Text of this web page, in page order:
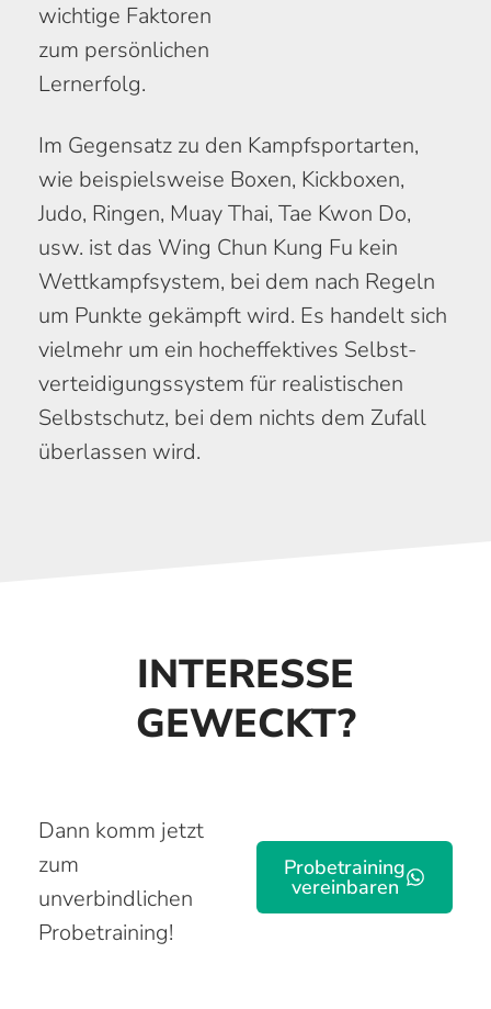
wichtige Faktoren
zum per­sönlichen
Lern­erfolg.
Im Gegensatz zu den Kampf­sport­arten,
wie beispiels­weise Boxen, Kickboxen,
Judo, Ringen, Muay Thai, Tae Kwon Do,
usw. ist das Wing Chun Kung Fu kein
Wett­kampf­system, bei dem nach Regeln
um Punkte gekämpft wird. Es handelt sich
viel­mehr um ein hoch­effektives Selbst­
verteidigungs­system für realistischen
Selbst­schutz, bei dem nichts dem Zufall
überlassen wird.
INTERESSE
GEWECKT?
Dann komm jetzt
zum
unverbindlichen
Probetraining!
Probetraining
vereinbaren